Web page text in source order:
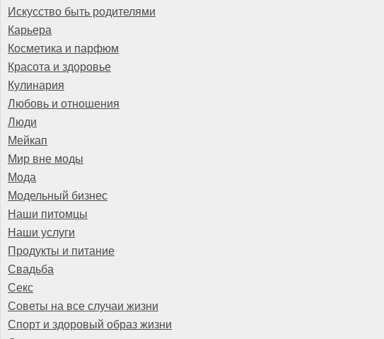
Искусство быть родителями
Карьера
Косметика и парфюм
Красота и здоровье
Кулинария
Любовь и отношения
Люди
Мейкап
Мир вне моды
Мода
Модельный бизнес
Наши питомцы
Наши услуги
Продукты и питание
Свадьба
Секс
Советы на все случаи жизни
Спорт и здоровый образ жизни